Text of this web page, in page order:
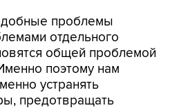
проблемы
отдельного
общей проблемой
поэтому нам
устранять
предотвращать